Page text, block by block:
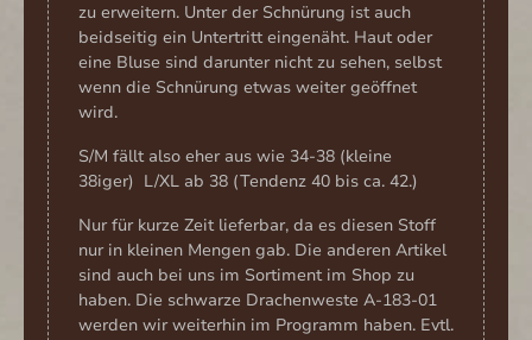
zu erweitern. Unter der Schnürung ist auch
beidseitig ein Untertritt eingenäht. Haut oder
eine Bluse sind darunter nicht zu sehen, selbst
wenn die Schnürung etwas weiter geöffnet
wird.
S/M fällt also eher aus wie 34-38 (kleine
38iger) L/XL ab 38 (Tendenz 40 bis ca. 42.)
Nur für kurze Zeit lieferbar, da es diesen Stoff
nur in kleinen Mengen gab. Die anderen Artikel
sind auch bei uns im Sortiment im Shop zu
haben. Die schwarze Drachenweste A-183-01
werden wir weiterhin im Programm haben. Evtl.